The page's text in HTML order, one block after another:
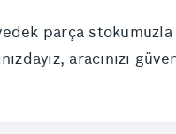
parça
aracınızı